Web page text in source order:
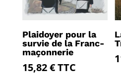
Plaidoyer pour la
survie de la Franc-
maçonnerie
15,82€TTC